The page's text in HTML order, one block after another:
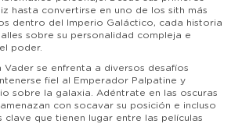
hasta convertirse en uno de los sith más
dentro del Imperio Galáctico, cada historia
sobre su personalidad compleja e
poder.
Vader se enfrenta a diversos desafíos
fiel al Emperador Palpatine y
sobre la galaxia. Adéntrate en las oscuras
con socavar su posición e incluso
clave que tienen lugar entre las películas